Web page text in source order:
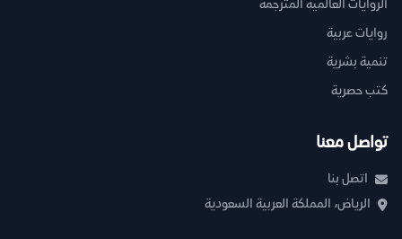
الروايات العالمية المترجمة
روايات عربية
تنمية بشرية
كتب حصرية
تواصل معنا
اتصل بنا
الرياض، المملكة العربية السعودية